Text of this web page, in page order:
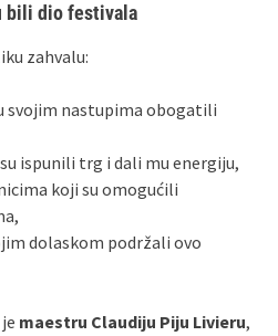
bili dio festivala
zahvalu:
svojim nastupima obogatili
ispunili trg i dali mu energiju,
koji su omogućili
dolaskom podržali ovo
maestru Claudiju Piju Livieru,